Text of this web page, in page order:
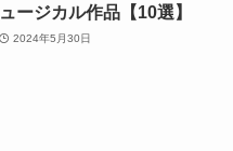
ュージカル作品【10選】
2024年5月30日